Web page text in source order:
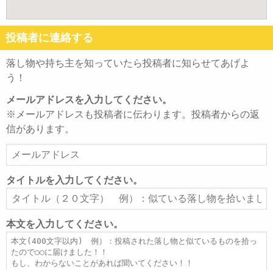
投稿者に連絡する
落し物や持ち主を知っていたら投稿者に知らせてあげよ
う！
メールアドレスを入力してください。
※メールアドレスも投稿者に伝わります。投稿者からの返
信があります。
ー
ル
ア
ド
レ
ス
タイトルを入力してください。
タ
イ
ト
ル
本文を入力してください。
本
文